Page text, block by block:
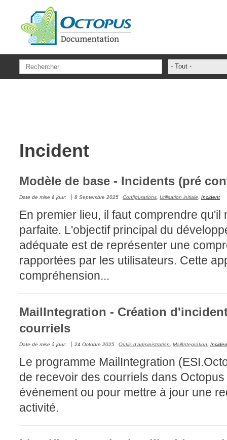
- Tout -
Bonnes
Changement
Collaboration
Comment nous
Configurations
courriel smtp
Dépannage
En construction
Entra
Incident
Modèle de base - Incidents (pré
Date de mise à jour: 8 Septembre 2025 Configurations Utilisation initiale Incident
En premier lieu, il faut comprendre
parfaite. L'objectif principal du
adéquate est de représenter une
rapportées par les utilisateurs. Cette
compréhension...
MailIntegration - Création
courriels
Date de mise à jour: 24 Octobre 2025 Outils d'administration, MailIntegration,
Le programme MailIntegration
de recevoir des courriels dans
événement ou pour mettre à jour une
activité.